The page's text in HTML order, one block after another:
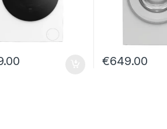
€649.00